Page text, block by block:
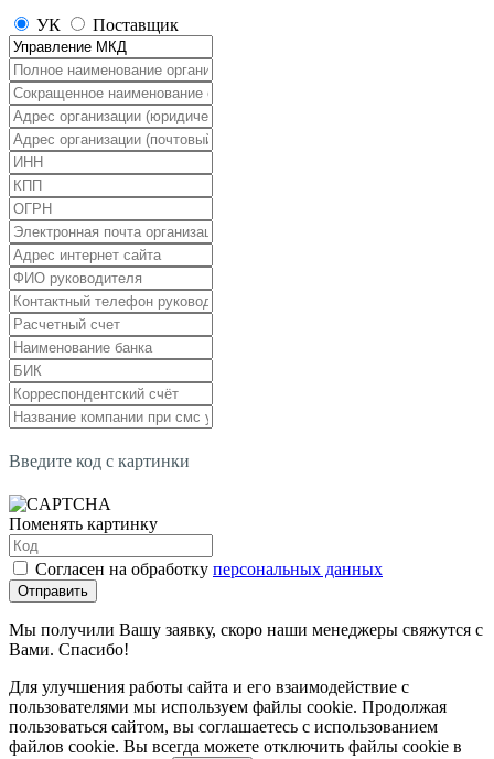
УК Поставщик
Введите код с картинки
Поменять картинку
Согласен на обработку персональных данных
Отправить
Мы получили Вашу заявку, скоро наши менеджеры свяжутся с
Вами. Спасибо!
Для улучшения работы сайта и его взаимодействие с
пользователями мы используем файлы cookie. Продолжая
пользоваться сайтом, вы соглашаетесь с использованием
файлов cookie. Вы всегда можете отключить файлы cookie в